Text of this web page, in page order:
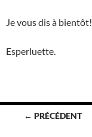
Je vous dis à bientôt!
Esperluette.
Navigation
← PRÉCÉDENT